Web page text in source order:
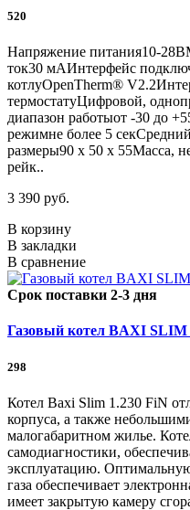
520
Напряжение питания10-
ток30 мАИнтерфейс
котлуOpenTherm®
термостатуЦифровой,
диапазон работыот -30 до
режимне более 5
размеры90 х 50 х 55Масса,
рейк..
3 390 руб.
В корзину
В закладки
В сравнение
Срок поставки 2-3 дня
Газовый котел BAXI SLIM
298
Котел Baxi Slim 1.230 FiN
корпуса, а также
малогабаритном жилье.
самодиагностики,
эксплуатацию.
газа обеспечивает
имеет закрытую камеру